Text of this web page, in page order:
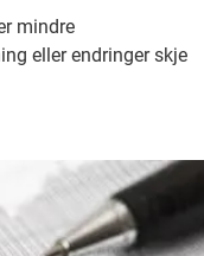
mindre
eller endringer skje